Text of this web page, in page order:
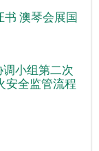
书 澳琴会展国
小组第二次
安全监管流程